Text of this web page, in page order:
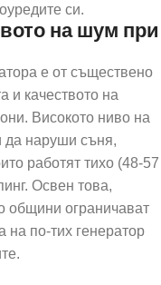
си.
на шум при
е от съществено
и качеството на
Високото ниво на
наруши съня,
работят тихо (48-57
Освен това,
общини ограничават
на по-тих генератор